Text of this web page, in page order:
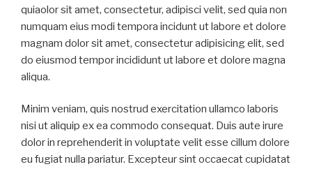
quiaolor sit amet, consectetur, adipisci velit, sed quia non
numquam eius modi tempora incidunt ut labore et dolore
magnam dolor sit amet, consectetur adipisicing elit, sed
do eiusmod tempor incididunt ut labore et dolore magna
aliqua.
Minim veniam, quis nostrud exercitation ullamco laboris
nisi ut aliquip ex ea commodo consequat. Duis aute irure
dolor in reprehenderit in voluptate velit esse cillum dolore
eu fugiat nulla pariatur. Excepteur sint occaecat cupidatat